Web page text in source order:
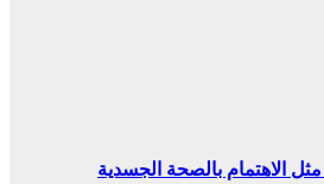
الاهتمام بالصحة الجسدية